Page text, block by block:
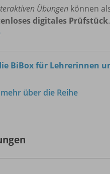
Übungen können
digitales Prüfstück
BiBox für Lehrerinnen
über die Reihe